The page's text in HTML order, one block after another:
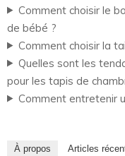
Comment choisir le
de bébé ?
Comment choisir la
Quelles sont les
pour les tapis de
Comment entretenir
À propos Articles